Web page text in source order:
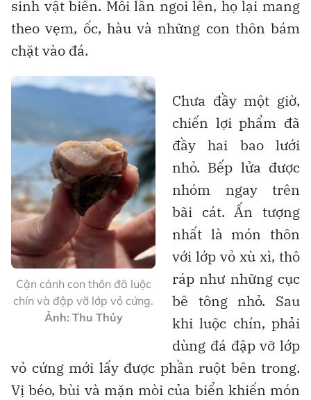
sinh vật biển. Mỗi lần ngoi lên, họ lại mang
theo vẹm, ốc, hàu và những con thôn bám
chặt vào đá.
Cận cảnh con thôn đã luộc
chín và đập vỡ lớp vỏ cứng.
Ảnh: Thu Thủy
Chưa đầy một giờ,
chiến lợi phẩm đã
đầy hai bao lưới
nhỏ. Bếp lửa được
nhóm ngay trên
bãi cát. Ấn tượng
nhất là món thôn
với lớp vỏ xù xì, thô
ráp như những cục
bê tông nhỏ. Sau
khi luộc chín, phải
dùng đá đập vỡ lớp
vỏ cứng mới lấy được phần ruột bên trong.
Vị béo, bùi và mặn mòi của biển khiến món